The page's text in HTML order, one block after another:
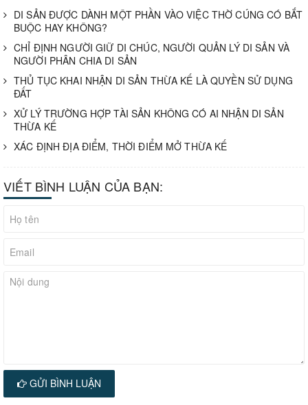
DI SẢN ĐƯỢC DÀNH MỘT PHẦN VÀO VIỆC THỜ CÚNG CÓ BẮT
BUỘC HAY KHÔNG?
CHỈ ĐỊNH NGƯỜI GIỮ DI CHÚC, NGƯỜI QUẢN LÝ DI SẢN VÀ
NGƯỜI PHÂN CHIA DI SẢN
THỦ TỤC KHAI NHẬN DI SẢN THỪA KẾ LÀ QUYỀN SỬ DỤNG
ĐẤT
XỬ LÝ TRƯỜNG HỢP TÀI SẢN KHÔNG CÓ AI NHẬN DI SẢN
THỪA KẾ
XÁC ĐỊNH ĐỊA ĐIỂM, THỜI ĐIỂM MỞ THỪA KẾ
VIẾT BÌNH LUẬN CỦA BẠN:
GỬI BÌNH LUẬN